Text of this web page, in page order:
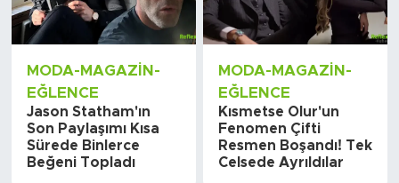
MODA-MAGAZIN-
EĞLENCE
Jason Statham'ın
Son Paylaşımı Kısa
Sürede Binlerce
Beğeni Topladı
MODA-MAGAZIN-
EĞLENCE
Kısmetse Olur'un
Fenomen Çifti
Resmen Boşandı! Tek
Celsede Ayrıldılar